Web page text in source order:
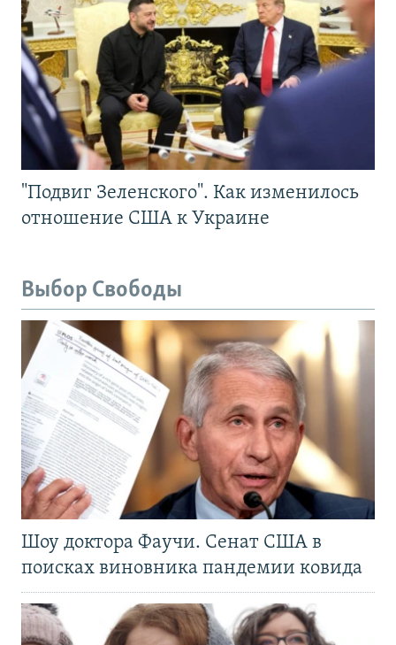
"Подвиг Зеленского". Как изменилось
отношение США к Украине
Выбор Свободы
Шоу доктора Фаучи. Сенат США в
поисках виновника пандемии ковида